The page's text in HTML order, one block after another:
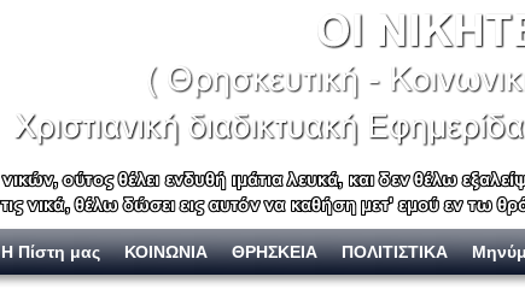
Η Πίστη μας ΚΟΙΝΩΝΙΑ ΘΡΗΣΚΕΙΑ ΠΟΛΙΤΙΣΤΙΚΑ